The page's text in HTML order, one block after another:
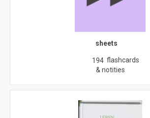
sheets
194 flashcards
& notities